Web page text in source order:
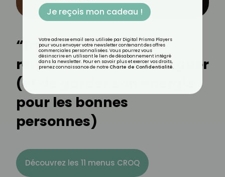
“Date zéro” : l’art de
rencontrer sans se fatiguer
(et de garder son énergie
pour les bonnes
personnes)
Découvrez les 11 menus CROQ
Je reçois mon cadeau !
Votre adresse email sera utilisée par Digital Prisma Players
pour vous envoyer votre newsletter contenant des offres
commerciales personnalisées. Vous pourrez vous
désinscrire en utilisant le lien de désabonnement intégré
dans la newsletter. Pour en savoir plus et exercer vos droits,
prenez connaissance de notre Charte de Confidentialité.